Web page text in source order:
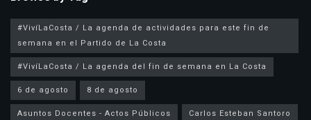
#VivíLaCosta / La agenda de actividades para este fin de
semana en el Partido de La Costa
#VivíLaCosta / La agenda del fin de semana en La Costa
6 de agosto
8 de agosto
Asuntos Docentes - Actos Públicos
Carlos Esteban Santoro